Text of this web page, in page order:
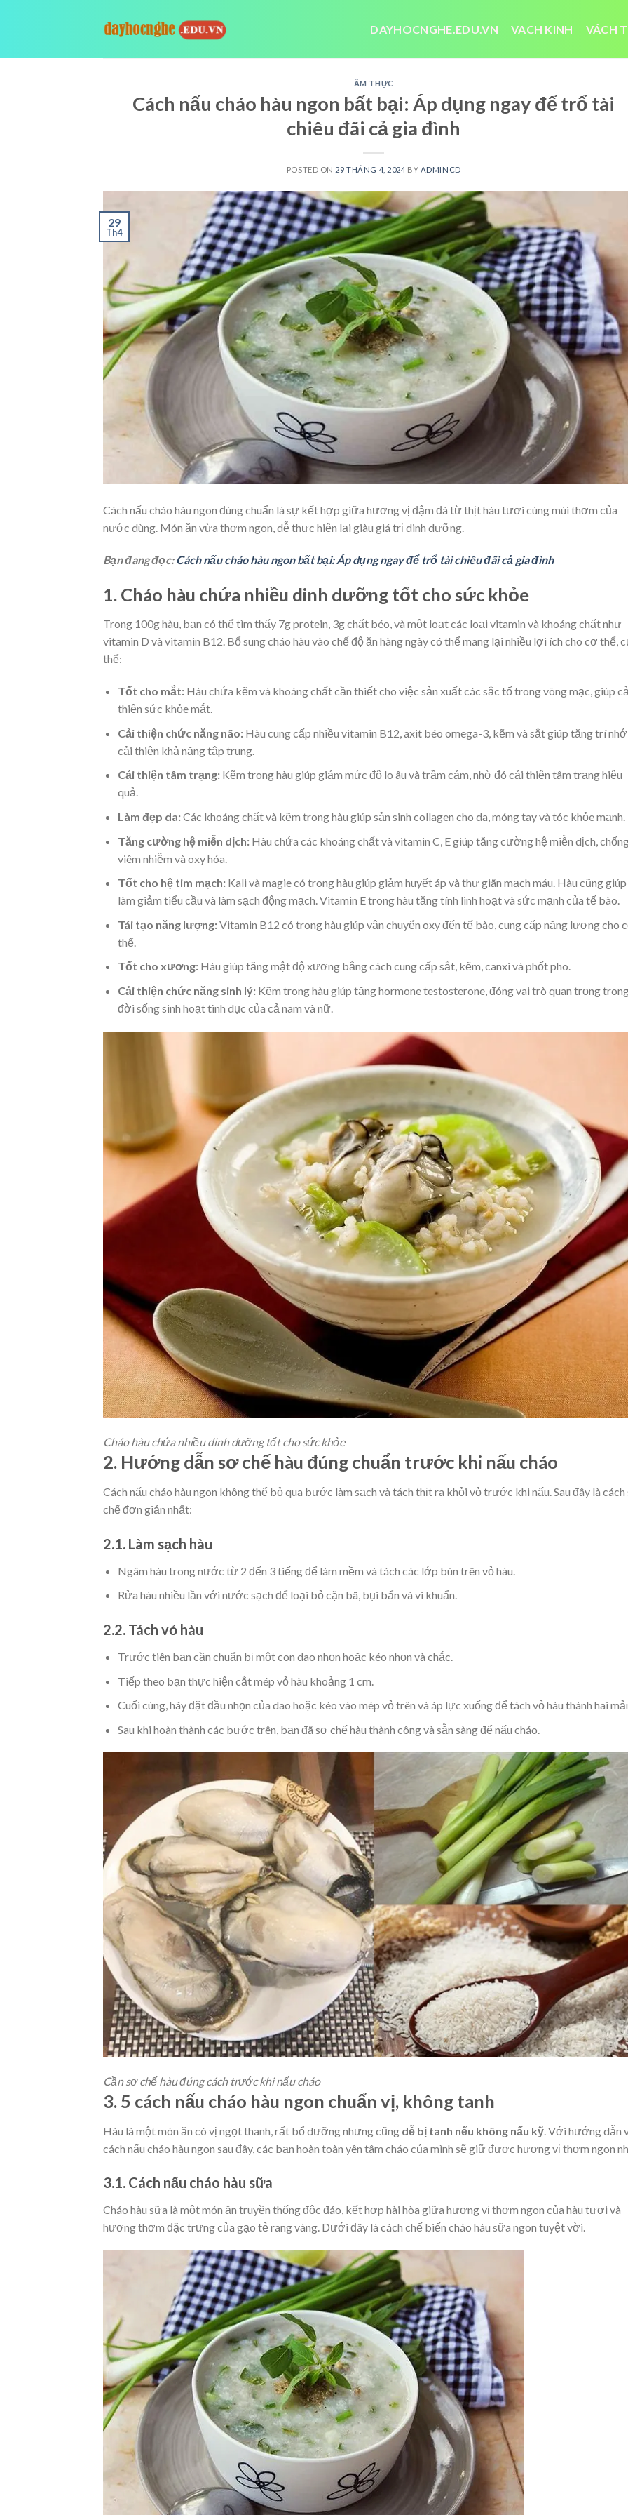
DAYHOCNGHE.EDU.VN VACH KINH VÁCH
ẨM THỰC
Cách nấu cháo hàu ngon bất bại: Áp dụng ngay để trổ tài
chiêu đãi cả gia đình
POSTED ON 29 THÁNG 4, 2024 BY ADMINCD
29
Th4
Cách nấu cháo hàu ngon đúng chuẩn là sự kết hợp giữa hương vị đậm đà từ thịt hàu tươi cùng mùi thơm của
nước dùng. Món ăn vừa thơm ngon, dễ thực hiện lại giàu giá trị dinh dưỡng.
Bạn đang đọc:Cách nấu cháo hàu ngon bất bại: Áp dụng ngay để trổ tài chiêu đãi cả gia đình
1. Cháo hàu chứa nhiều dinh dưỡng tốt cho sức khỏe
Trong 100g hàu, bạn có thể tìm thấy 7g protein, 3g chất béo, và một loạt các loại vitamin và khoáng chất như
vitamin D và vitamin B12. Bổ sung cháo hàu vào chế độ ăn hàng ngày có thể mang lại nhiều lợi ích cho cơ thể,
thể:
Tốt cho mắt:Hàu chứa kẽm và khoáng chất cần thiết cho việc sản xuất các sắc tố trong võng mạc, giúp
thiện sức khỏe mắt.
Cải thiện chức năng não: Hàu cung cấp nhiều vitamin B12, axit béo omega-3, kẽm và sắt giúp tăng trí
cải thiện khả năng tập trung.
Cải thiện tâm trạng: Kẽm trong hàu giúp giảm mức độ lo âu và trầm cảm, nhờ đó cải thiện tâm trạng hiệu
quả.
Làm đẹp da:Các khoáng chất và kẽm trong hàu giúp sản sinh collagen cho da, móng tay và tóc khỏe mạnh.
Tăng cường hệ miễn dịch: Hàu chứa các khoáng chất và vitamin C, E giúp tăng cường hệ miễn dịch,
viêm nhiễm và oxy hóa.
Tốt cho hệ tim mạch: Kali và magie có trong hàu giúp giảm huyết áp và thư giãn mạch máu. Hàu cũng giúp
làm giảm tiểu cầu và làm sạch động mạch. Vitamin E trong hàu tăng tính linh hoạt và sức mạnh của tế bào.
Tái tạo năng lượng:Vitamin B12 có trong hàu giúp vận chuyển oxy đến tế bào, cung cấp năng lượng cho
thể.
Tốt cho xương:Hàu giúp tăng mật độ xương bằng cách cung cấp sắt, kẽm, canxi và phốt pho.
Cải thiện chức năng sinh lý:Kẽm trong hàu giúp tăng hormone testosterone, đóng vai trò quan trọng
đời sống sinh hoạt tình dục của cả nam và nữ.
Cháo hàu chứa nhiều dinh dưỡng tốt cho sức khỏe
2. Hướng dẫn sơ chế hàu đúng chuẩn trước khi nấu cháo
Cách nấu cháo hàu ngon không thể bỏ qua bước làm sạch và tách thịt ra khỏi vỏ trước khi nấu. Sau đây là
chế đơn giản nhất:
2.1. Làm sạch hàu
Ngâm hàu trong nước từ 2 đến 3 tiếng để làm mềm và tách các lớp bùn trên vỏ hàu.
Rửa hàu nhiều lần với nước sạch để loại bỏ cặn bã, bụi bẩn và vi khuẩn.
2.2. Tách vỏ hàu
Trước tiên bạn cần chuẩn bị một con dao nhọn hoặc kéo nhọn và chắc.
Tiếp theo bạn thực hiện cắt mép vỏ hàu khoảng 1 cm.
Cuối cùng, hãy đặt đầu nhọn của dao hoặc kéo vào mép vỏ trên và áp lực xuống để tách vỏ hàu thành hai
Sau khi hoàn thành các bước trên, bạn đã sơ chế hàu thành công và sẵn sàng để nấu cháo.
Cần sơ chế hàu đúng cách trước khi nấu cháo
3. 5 cách nấu cháo hàu ngon chuẩn vị, không tanh
Hàu là một món ăn có vị ngọt thanh, rất bổ dưỡng nhưng cũng dễ bị tanh nếu không nấu kỹ . Với hướng dẫn
cách nấu cháo hàu ngon sau đây, các bạn hoàn toàn yên tâm cháo của mình sẽ giữ được hương vị thơm ngon
3.1. Cách nấu cháo hàu sữa
Cháo hàu sữa là một món ăn truyền thống độc đáo, kết hợp hài hòa giữa hương vị thơm ngon của hàu tươi và
hương thơm đặc trưng của gạo tẻ rang vàng. Dưới đây là cách chế biến cháo hàu sữa ngon tuyệt vời.